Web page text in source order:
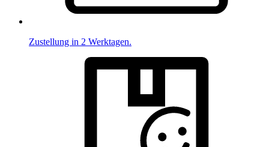
Zustellung in 2 Werktagen.